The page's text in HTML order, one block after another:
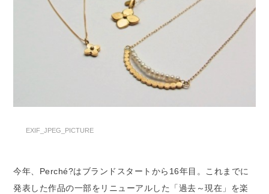
EXIF_JPEG_PICTURE
今年、Perché?はブランドスタートから16年目。これまでに
発表した作品の一部をリニューアルした「過去～現在」を楽